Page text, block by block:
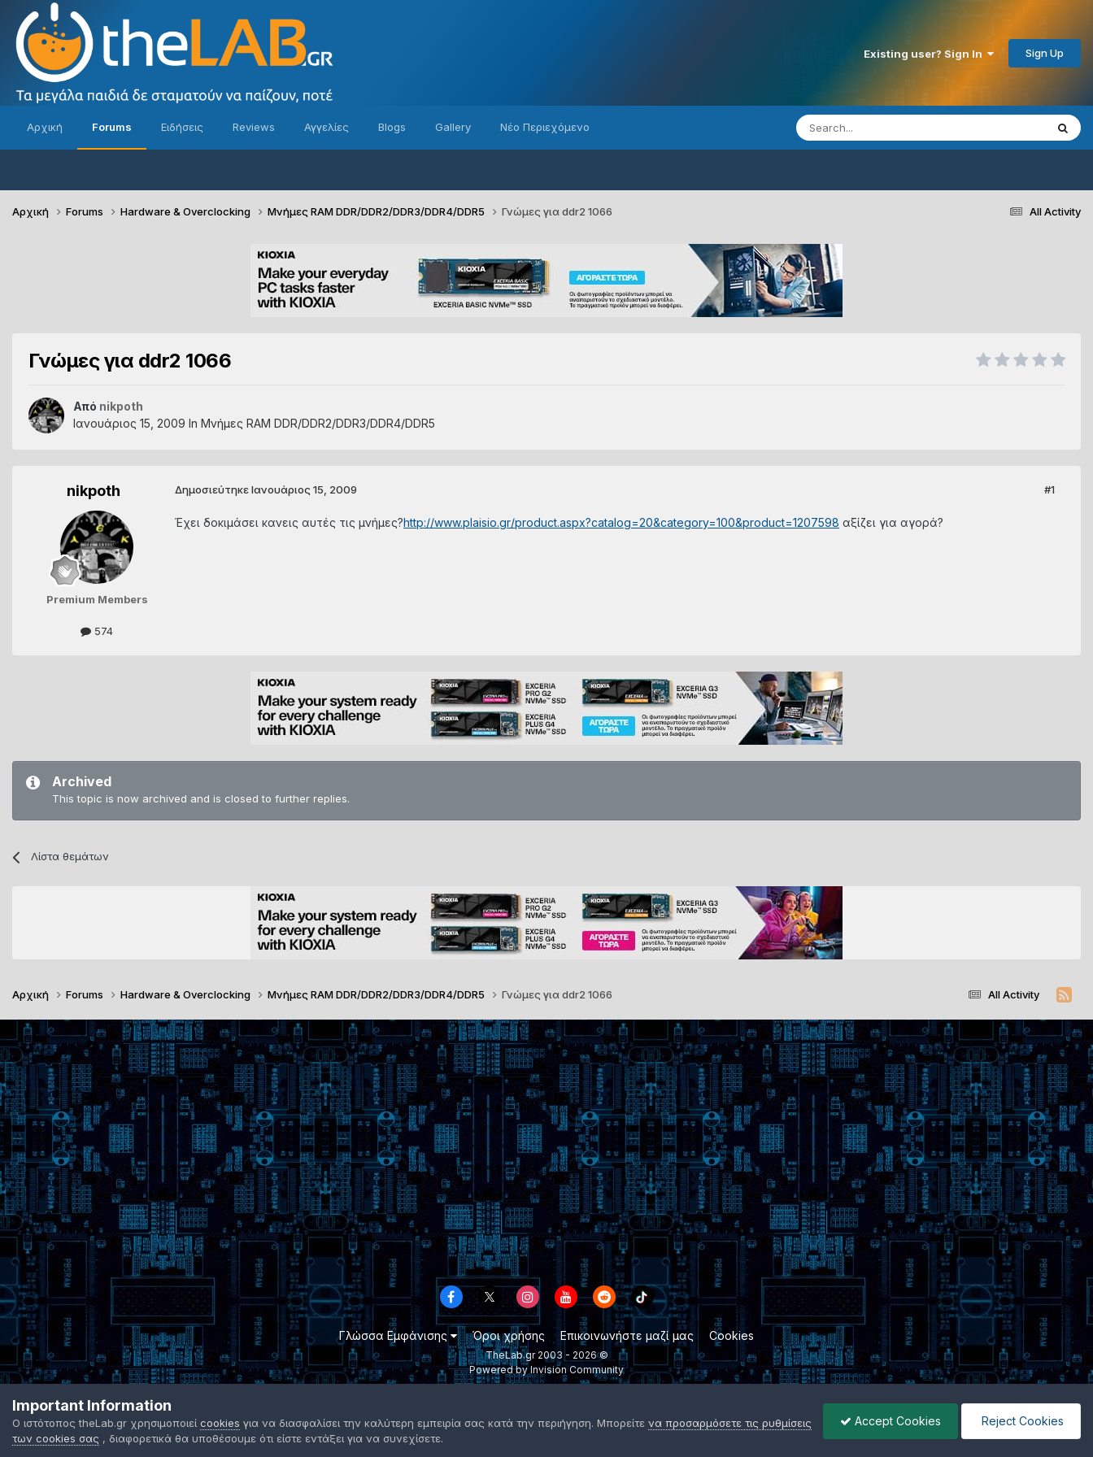
Existing user? Sign In Sign Up
Αρχική Forums Ειδήσεις Reviews Αγγελίες Blogs Gallery Νέο Περιεχόμενο
All Activity
Αρχική Forums Hardware & Overclocking Μνήμες RAM DDR/DDR2/DDR3/DDR4/DDR5 Γνώμες για ddr2 1066
Γνώμες για ddr2 1066
Από nikpoth
Ιανουάριος 15, 2009 In Μνήμες RAM DDR/DDR2/DDR3/DDR4/DDR5
nikpoth
Premium Members
574
#1
ΔημοσιεύτηκεΙανουάριος 15, 2009
Έχει δοκιμάσει κανεις αυτές τις μνήμες?http://www.plaisio.gr/product.aspx?catalog=20&category=100&product=1207598 αξίζει για αγορά?
Archived
This topic is now archived and is closed to further replies.
Λίστα θεμάτων
All Activity
Αρχική Forums Hardware & Overclocking Μνήμες RAM DDR/DDR2/DDR3/DDR4/DDR5 Γνώμες για ddr2 1066
Γλώσσα Εμφάνισης Όροι χρήσης Επικοινωνήστε μαζί μας Cookies
TheLab.gr 2003 - 2026 ©
Powered by Invision Community
Important Information
Ο ιστότοπος theLab.gr χρησιμοποιεί cookies για να διασφαλίσει την καλύτερη εμπειρία σας κατά την περιήγηση. Μπορείτε να προσαρμόσετε τις ρυθμίσεις
των cookies σας , διαφορετικά θα υποθέσουμε ότι είστε εντάξει για να συνεχίσετε.
Accept Cookies Reject Cookies